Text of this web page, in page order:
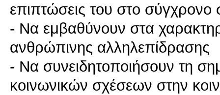
επιπτώσεις του στο σύγχρονο
- Να εμβαθύνουν στα
ανθρώπινης αλληλεπίδρασης
- Να συνειδητοποιήσουν τη
κοινωνικών σχέσεων στην